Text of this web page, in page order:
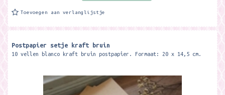
Toevoegen aan verlanglijstje
Postpapier setje kraft bruin
10 vellen blanco kraft bruin postpapier. Formaat: 20 x 14,5 cm.